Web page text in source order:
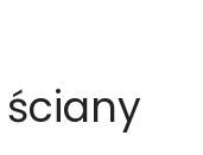
ściany